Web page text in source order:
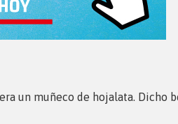
un muñeco de hojalata.